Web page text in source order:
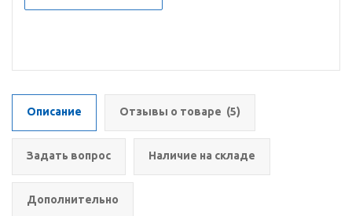
Описание Отзывы о товаре (5)
Задать вопрос Наличие на складе
Дополнительно